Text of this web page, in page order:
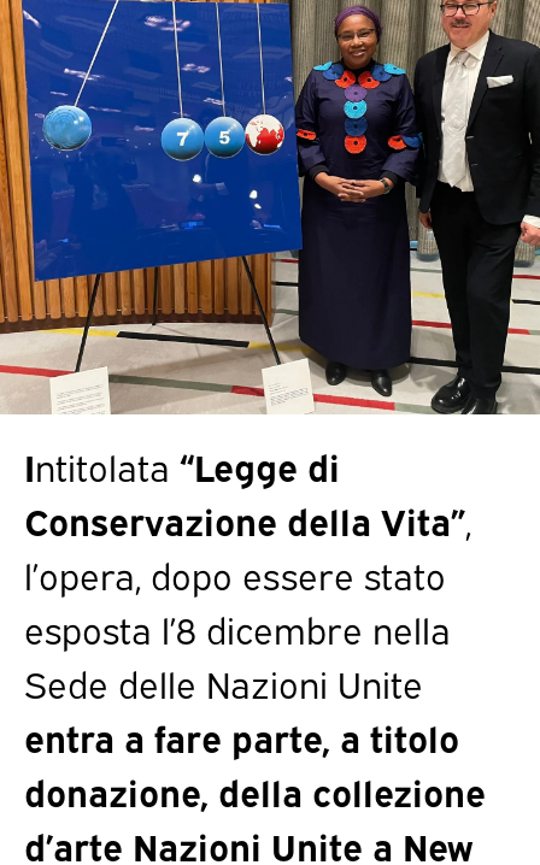
Intitolata “Legge di
Conservazione della Vita”,
l’opera, dopo essere stato
esposta l’8 dicembre nella
Sede delle Nazioni Unite
entra a fare parte, a titolo
donazione, della collezione
d’arte Nazioni Unite a New